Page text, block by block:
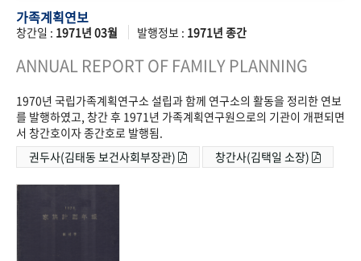
가족계획연보
창간일 : 1971년 03월 발행정보 : 1971년 종간
ANNUAL REPORT OF FAMILY PLANNING
1970년 국립가족계획연구소 설립과 함께 연구소의 활동을 정리한 연보
를 발행하였고, 창간 후 1971년 가족계획연구원으로의 기관이 개편되면
서 창간호이자 종간호로 발행됨.
권두사(김태동 보건사회부장관)
창간사(김택일 소장)